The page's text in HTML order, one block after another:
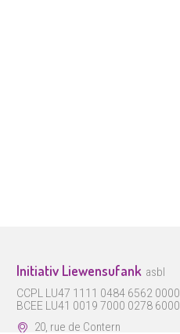
Initiativ Liewensufank asbl
CCPL LU47 1111 0484 6562 0000
BCEE LU41 0019 7000 0278 6000
20, rue de Contern